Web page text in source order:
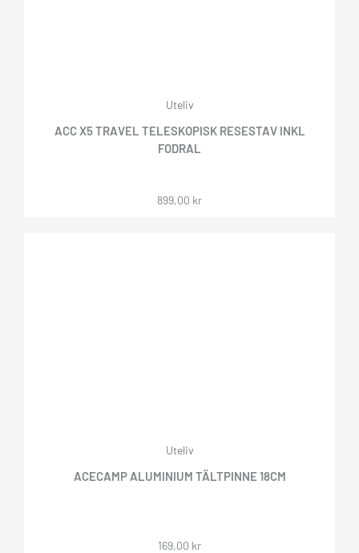
Uteliv
ACC X5 TRAVEL TELESKOPISK RESESTAV INKL
FODRAL
899,00 kr
Uteliv
ACECAMP ALUMINIUM TÄLTPINNE 18CM
169,00 kr